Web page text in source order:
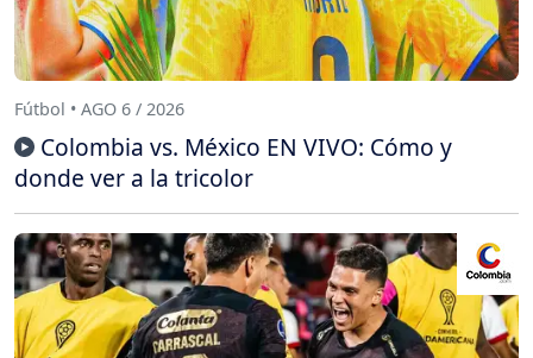
Fútbol • AGO 6 / 2026
Colombia vs. México EN VIVO: Cómo y
donde ver a la tricolor